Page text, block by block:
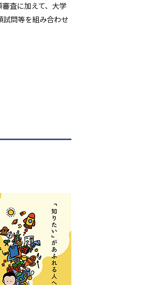
査に加えて、大学
問等を組み合わせ